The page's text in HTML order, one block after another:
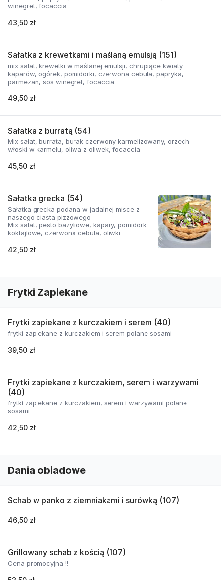
winegret, focaccia
43,50 zł
Sałatka z krewetkami i maślaną emulsją (151)
mix sałat, krewetki w maślanej emulsji, chrupiące kwiaty
kaparów, ogórek, pomidorki, czerwona cebula, papryka,
parmezan, sos winegret, focaccia
49,50 zł
Sałatka z burratą (54)
Mix sałat, burrata, burak czerwony karmelizowany, orzech
włoski w karmelu, oliwa z oliwek, focaccia
45,50 zł
Sałatka grecka (54)
Sałatka grecka podana w jadalnej misce z
naszego ciasta pizzowego
Mix sałat, pesto bazyliowe, kapary, pomidorki
koktajlowe, czerwona cebula, oliwki
42,50 zł
Frytki Zapiekane
Frytki zapiekane z kurczakiem i serem (40)
frytki zapiekane z kurczakiem i serem polane sosami
39,50 zł
Frytki zapiekane z kurczakiem, serem i warzywami
(40)
frytki zapiekane z kurczakiem, serem i warzywami polane
sosami
42,50 zł
Dania obiadowe
Schab w panko z ziemniakami i surówką (107)
46,50 zł
Grillowany schab z kością (107)
Cena promocyjna !!